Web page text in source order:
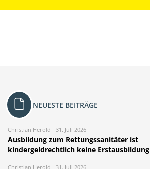
NEUESTE BEITRÄGE
Christian Herold 31. Juli 2026
Ausbildung zum Rettungssanitäter ist
kindergeldrechtlich keine Erstausbildung
Christian Herold 31. Juli 2026